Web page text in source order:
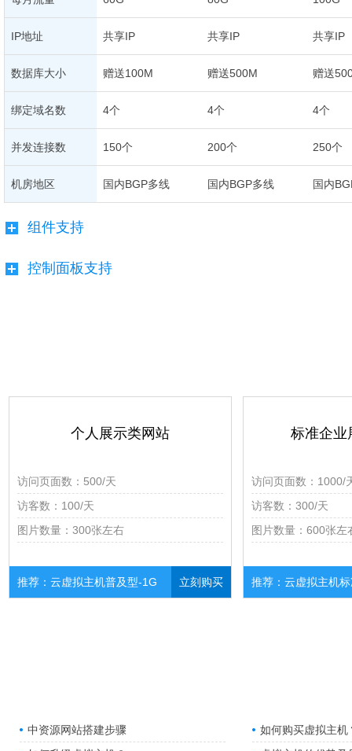
IP地址 共享IP 共享IP 共享IP
数据库大小 赠送100M 赠送500M 赠送
绑定域名数 4个 4个 4个
并发连接数 150个 200个 250个
机房地区 国内BGP多线 国内BGP多线 国内
组件支持
控制面板支持
个人展示类网站
访问页面数：500/天
访客数：100/天
图片数量：300张左右
立刻购买
推荐：云虚拟主机普及型-1G
标准企业
访问页面数：1000/
访客数：300/天
图片数量：600张左
推荐：云虚拟主机
中资源网站搭建步骤
如何购买虚拟主机